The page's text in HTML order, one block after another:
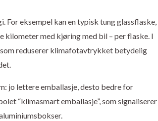
For eksempel kan en typisk tung glassflaske,
med kjøring med bil – per flaske. I
reduserer klimafotavtrykket betydelig
jo lettere emballasje, desto bedre for
“klimasmart emballasje”, som signaliserer